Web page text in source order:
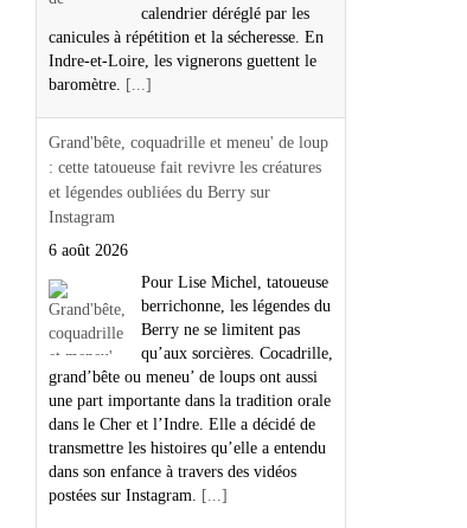
calendrier déréglé par les
canicules à répétition et la sécheresse. En
Indre-et-Loire, les vignerons guettent le
baromètre.
[...]
Grand'bête, coquadrille et meneu' de loup
: cette tatoueuse fait revivre les créatures
et légendes oubliées du Berry sur
Instagram
6 août 2026
Pour Lise Michel, tatoueuse
berrichonne, les légendes du
Berry ne se limitent pas
qu’aux sorcières. Cocadrille,
grand’bête ou meneu’ de loups ont aussi
une part importante dans la tradition orale
dans le Cher et l’Indre. Elle a décidé de
transmettre les histoires qu’elle a entendu
dans son enfance à travers des vidéos
postées sur Instagram.
[...]